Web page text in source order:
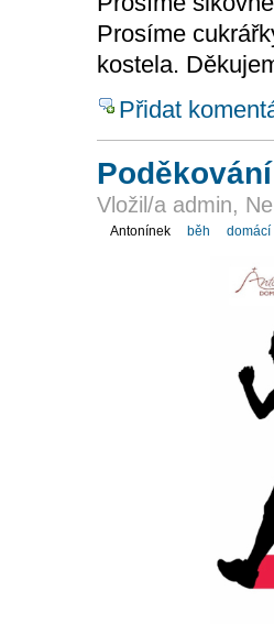
Prosíme
kostela.
Přidat
Vložil/a admin,
Antonínek běh domácí